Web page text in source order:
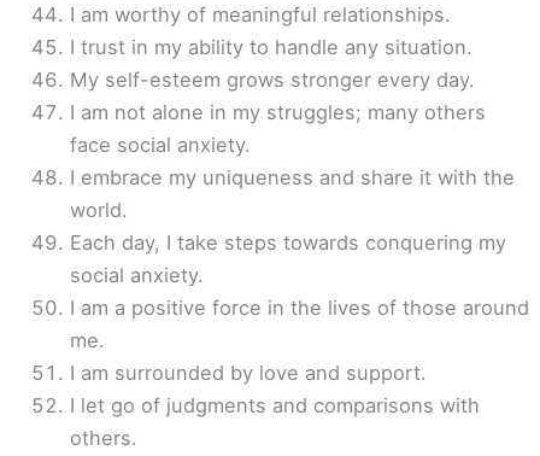
I am worthy of meaningful relationships.
I trust in my ability to handle any situation.
My self-esteem grows stronger every day.
I am not alone in my struggles; many others
face social anxiety.
I embrace my uniqueness and share it with the
world.
Each day, I take steps towards conquering my
social anxiety.
I am a positive force in the lives of those around
me.
I am surrounded by love and support.
I let go of judgments and comparisons with
others.